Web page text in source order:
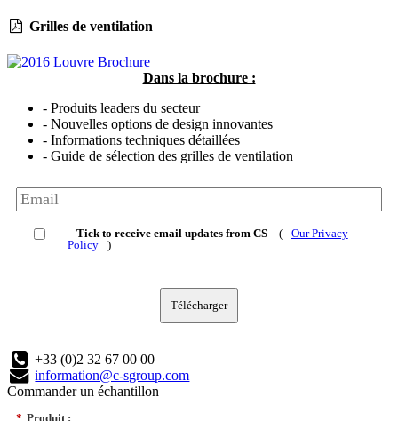
Grilles de ventilation
Dans la brochure :
- Produits leaders du secteur
- Nouvelles options de design innovantes
- Informations techniques détaillées
- Guide de sélection des grilles de ventilation
Tick to receive email updates from CS (
Our Privacy
Policy
)
Télécharger
+33 (0)2 32 67 00 00
information@c-sgroup.com
Commander un échantillon
* Produit :